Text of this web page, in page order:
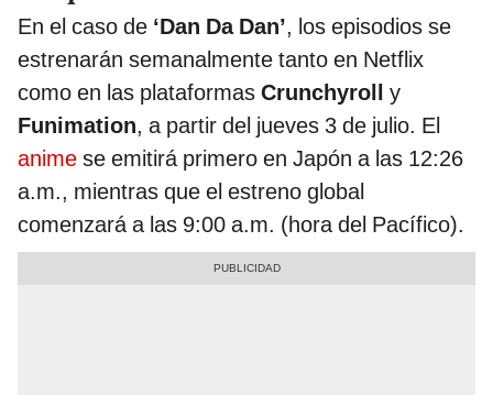
En el caso de ‘Dan Da Dan’, los episodios se
estrenarán semanalmente tanto en Netflix
como en las plataformas Crunchyroll y
Funimation, a partir del jueves 3 de julio. El
anime se emitirá primero en Japón a las 12:26
a.m., mientras que el estreno global
comenzará a las 9:00 a.m. (hora del Pacífico).